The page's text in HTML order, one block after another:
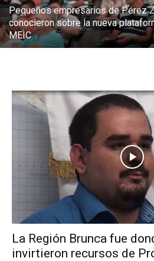
Pequeños empresarios de Pérez
conocieron sobre la nueva
MEIC
La Región Brunca fue
invirtieron recursos de